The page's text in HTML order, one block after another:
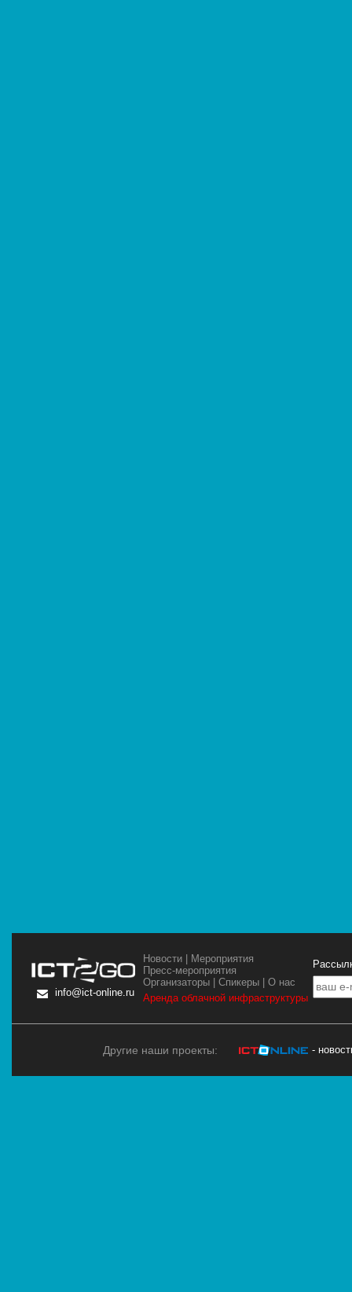
info@ict-online.ru
Новости | Мероприятия
Пресс-мероприятия
Организаторы |Спикеры |О нас
Аренда облачной инфраструктуры
Другие наши проекты: -